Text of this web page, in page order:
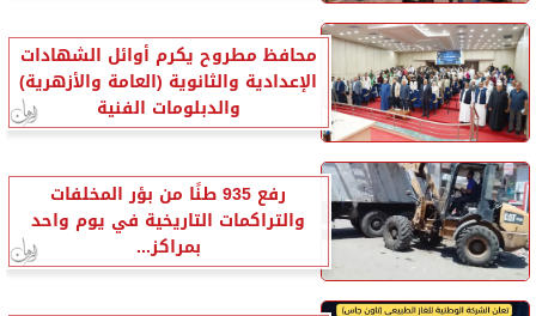
محافظ مطروح يكرم أوائل الشهادات
الإعدادية والثانوية (العامة والأزهرية)
والدبلومات الفنية
رفع 935 طنًا من بؤر المخلفات
والتراكمات التاريخية في يوم واحد
بمراكز...